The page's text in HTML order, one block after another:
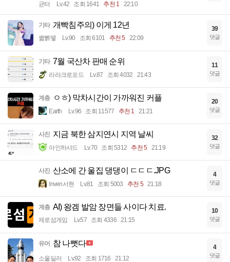
균터 Lv.42 조회 1641 추천 1 22:10
기타 개빡침주의) 이게 12년
꿻뻵뗗 Lv.90 조회 6101 추천 5 22:09
39
댓글
기타 7월 국산차 판매 순위
라라크로포드 Lv.87 조회 4032 21:43
11
댓글
계층 ㅇㅎ) 막차시간이 가까워진 커플
Earth Lv.96 조회 11577 추천 1 21:21
20
댓글
사진 지금 북한 삼지연시 지역 날씨
아인하샤드 Lv.70 조회 5312 추천 5 21:19
32
댓글
사진 산소에 간 울집 댕댕이 ㄷㄷㄷ.JPG
Inven서현 Lv.81 조회 5003 추천 5 21:18
4
댓글
계층 AI) 왕겜 발암 장면들 사이다 치료.
제로섬게임 Lv.57 조회 4336 21:15
10
댓글
유머 참 나뻣다
소울딜러 Lv.92 조회 1716 21:12
4
댓글